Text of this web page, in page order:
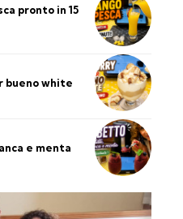
pronto in 15
bueno white
e menta